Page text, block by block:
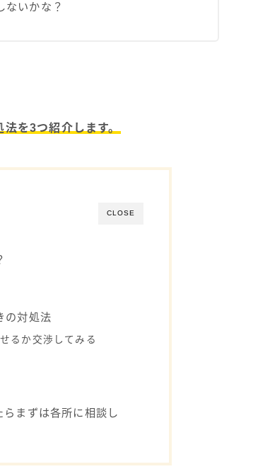
ないかな？
を3つ紹介します。
CLOSE
の対処法
るか交渉してみる
まずは各所に相談し